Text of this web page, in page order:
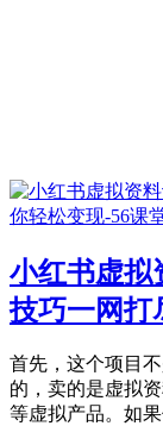
小红书虚拟
技巧一网打
首先，这个项目
的，卖的是虚拟
等虚拟产品。如